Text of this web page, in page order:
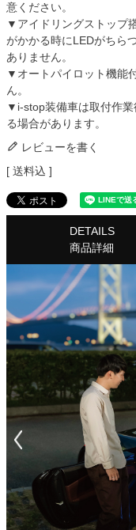
意ください。
▼アイドリングストップ
がかかる時にLEDがちら
ありません。
▼オートパイロット機能
ん。
▼i-stop装備車は取付作
る場合があります。
レビューを書く
送料込
DETAILS
商品詳細